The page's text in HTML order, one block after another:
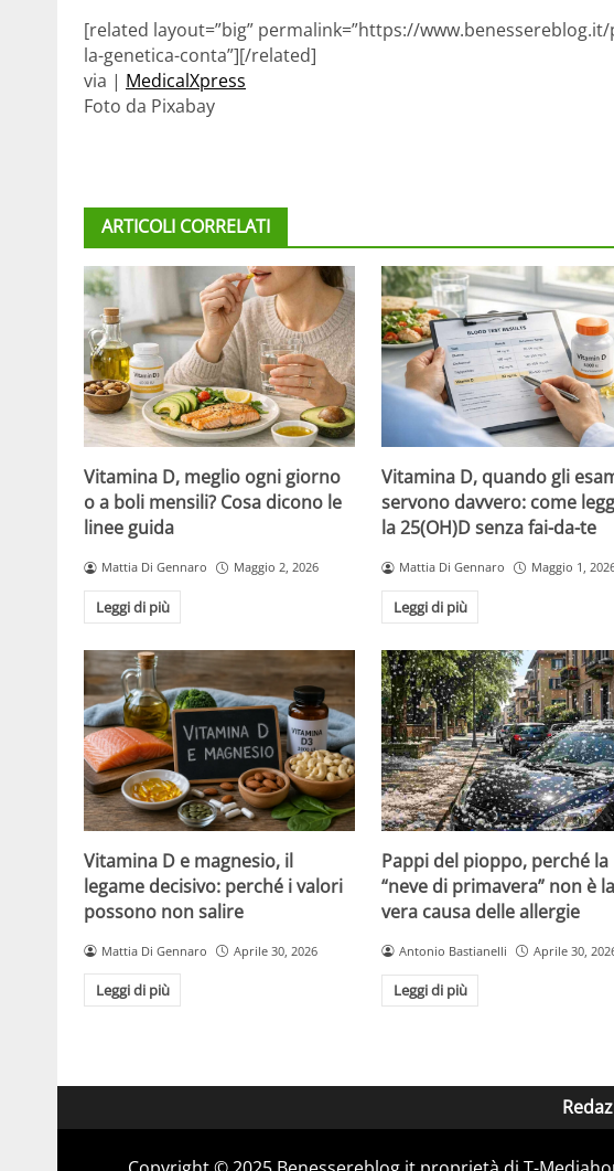
[related layout=”big” permalink=”https://
la-genetica-conta”][/related]
via | MedicalXpress
Foto da Pixabay
ARTICOLI CORRELATI
Vitamina D, meglio ogni giorno
o a boli mensili? Cosa dicono le
linee guida
Mattia Di Gennaro Maggio 2, 2026
Leggi di più
Vitamina D, quando gli
servono davvero: come
la 25(OH)D senza fai-da-te
Mattia Di Gennaro Maggio 1,
Leggi di più
Vitamina D e magnesio, il
legame decisivo: perché i valori
possono non salire
Mattia Di Gennaro Aprile 30, 2026
Leggi di più
Pappi del pioppo, perché la
“neve di primavera” non è la
vera causa delle allergie
Antonio Bastianelli Aprile 30,
Leggi di più